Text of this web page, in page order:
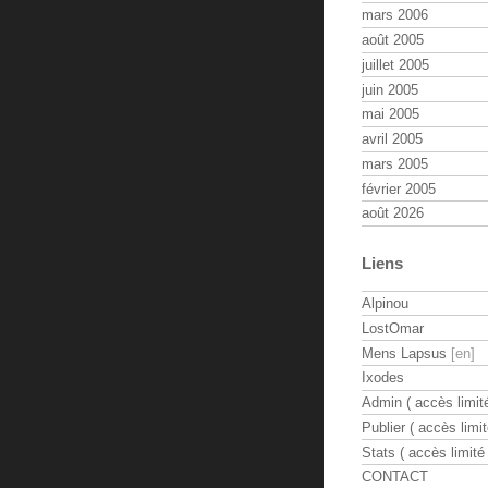
mars 2006
août 2005
juillet 2005
juin 2005
mai 2005
avril 2005
mars 2005
février 2005
août 2026
Liens
Alpinou
LostOmar
Mens Lapsus
Ixodes
Admin ( accès
Publier ( accès
Stats ( accès limité
CONTACT